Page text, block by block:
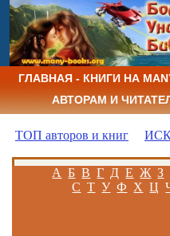
ГЛАВНАЯ - КНИГИ НА
АВТОРАМ И
ТОП авторов и книг
А Б В Г Д Е Ж З
С Т У Ф Х Ц